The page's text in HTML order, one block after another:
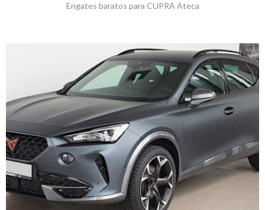
Engates baratos para CUPRA Ateca